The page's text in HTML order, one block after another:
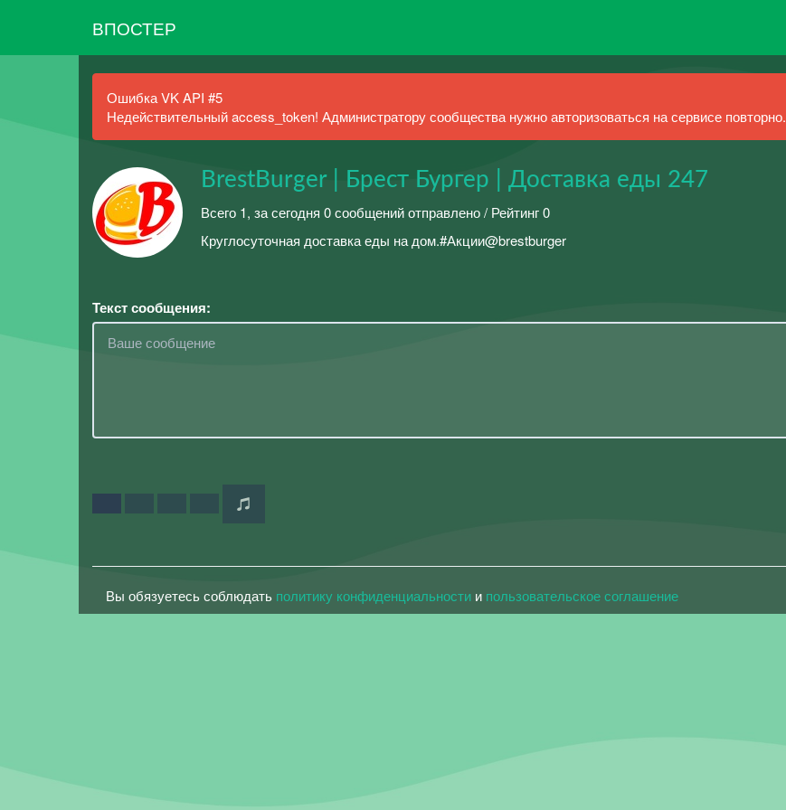
ВПОСТЕР
Ошибка VK API #5
Недействительный access_token! Администратору сообщества нужно авторизоваться на сервисе повторно.
BrestBurger | Брест Бургер | Доставка еды 247
Всего 1, за сегодня 0 сообщений отправлено / Рейтинг 0
Круглосуточная доставка еды на дом.#Акции@brestburger
Текст сообщения:
Вы обязуетесь соблюдать политику конфиденциальности и пользовательское соглашение